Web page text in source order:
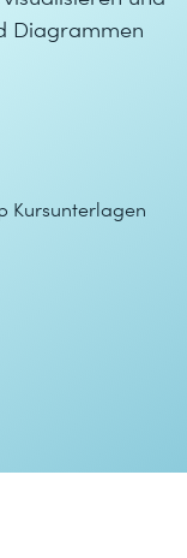
Diagrammen
Kursunterlagen